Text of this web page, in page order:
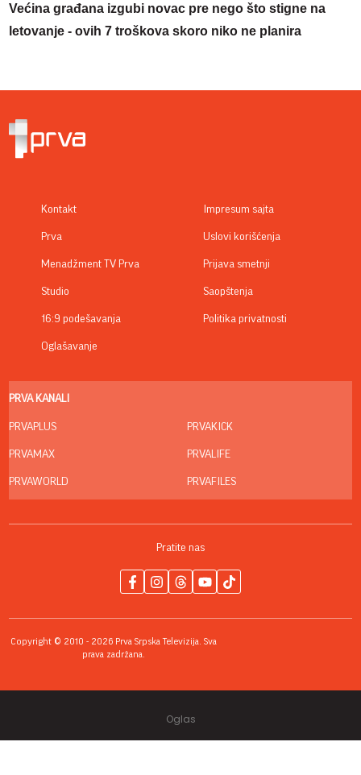
Većina građana izgubi novac pre nego što stigne na
letovanje - ovih 7 troškova skoro niko ne planira
Kontakt
Prva
Menadžment TV Prva
Studio
16:9 podešavanja
Oglašavanje
Impresum sajta
Uslovi korišćenja
Prijava smetnji
Saopštenja
Politika privatnosti
PRVA KANALI
PRVAPLUS
PRVAMAX
PRVAWORLD
PRVAKICK
PRVALIFE
PRVAFILES
Pratite nas
Copyright © 2010 - 2026 Prva Srpska Televizija. Sva
prava zadržana.